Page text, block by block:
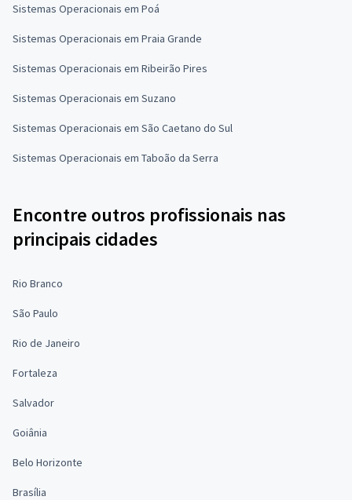
Sistemas Operacionais em Poá
Sistemas Operacionais em Praia Grande
Sistemas Operacionais em Ribeirão Pires
Sistemas Operacionais em Suzano
Sistemas Operacionais em São Caetano do Sul
Sistemas Operacionais em Taboão da Serra
Encontre outros profissionais nas
principais cidades
Rio Branco
São Paulo
Rio de Janeiro
Fortaleza
Salvador
Goiânia
Belo Horizonte
Brasília